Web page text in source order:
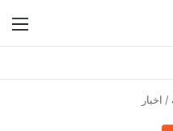
يثير الجدل
/ اخبار